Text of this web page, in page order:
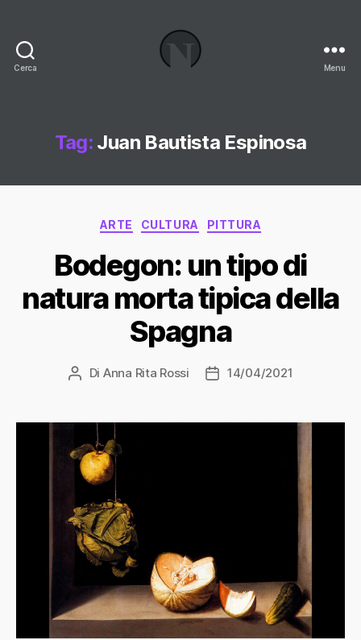
Cerca
Blog
Menu
Tag: Juan Bautista Espinosa
Categorie
ARTE CULTURA PITTURA
Bodegon: un tipo di
natura morta tipica della
Spagna
Autore
Di Anna Rita Rossi
Data14/04/2021